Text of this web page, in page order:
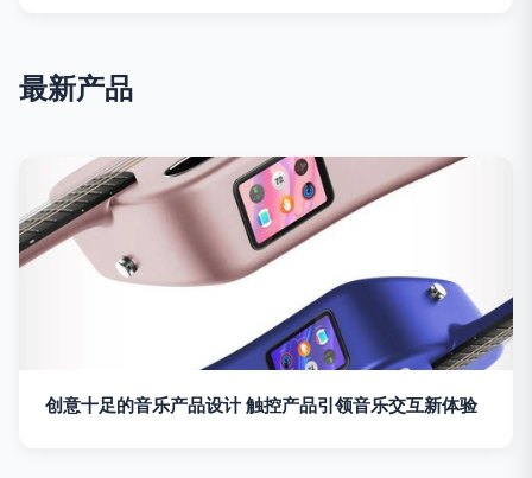
最新产品
创意十足的音乐产品设计 触控产品引领音乐交互新体验